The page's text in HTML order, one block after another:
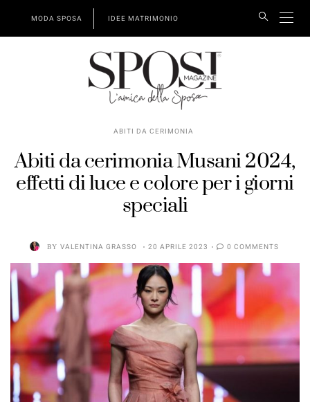
MODA SPOSA IDEE MATRIMONIO
ABITI DA CERIMONIA
Abiti da cerimonia Musani 2024,
effetti di luce e colore per i giorni
speciali
BY VALENTINA GRASSO 20 APRILE 2023 0 COMMENTS